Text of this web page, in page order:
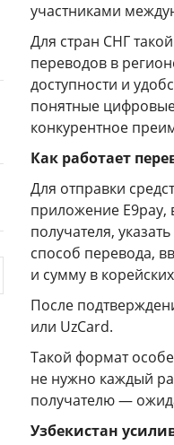
участниками
Для стран СНГ
переводов в
доступности и
понятные
конкурентное
Как работает
Для отправки
приложение E9pay,
получателя,
способ перевода,
и сумму в
После
или UzCard.
Такой формат
не нужно каждый
получателю —
Узбекистан